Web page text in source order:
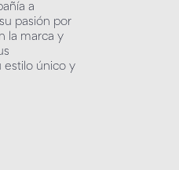
a
pasión por
la marca y
estilo único y